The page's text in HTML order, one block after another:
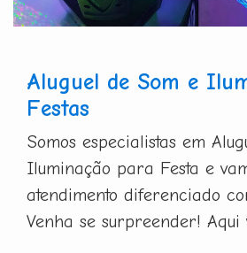
Aluguel de Som e
Festas
Somos especialistas em
Iluminação para Festa e
atendimento diferenciado
Venha se surpreender! Aqui